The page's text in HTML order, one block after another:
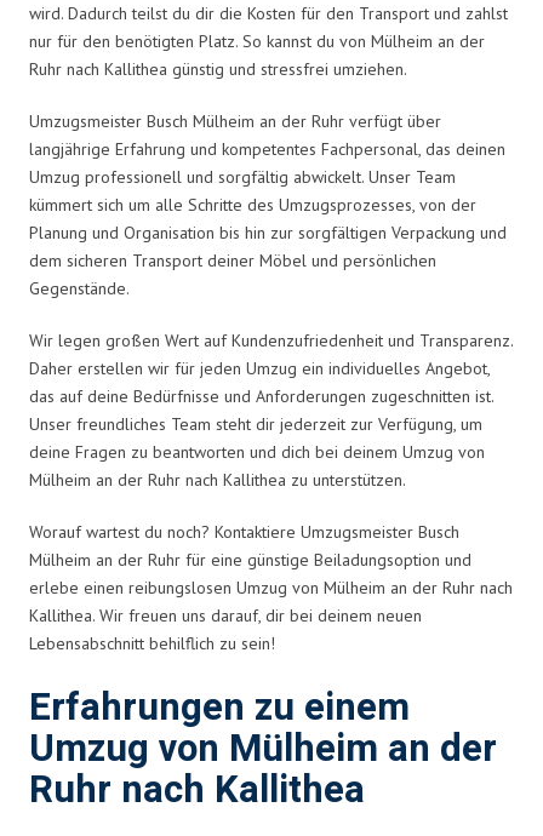
wird. Dadurch teilst du dir die Kosten für den Transport und zahlst
nur für den benötigten Platz. So kannst du von Mülheim an der
Ruhr nach Kallithea günstig und stressfrei umziehen.
Umzugsmeister Busch Mülheim an der Ruhr verfügt über
langjährige Erfahrung und kompetentes Fachpersonal, das deinen
Umzug professionell und sorgfältig abwickelt. Unser Team
kümmert sich um alle Schritte des Umzugsprozesses, von der
Planung und Organisation bis hin zur sorgfältigen Verpackung und
dem sicheren Transport deiner Möbel und persönlichen
Gegenstände.
Wir legen großen Wert auf Kundenzufriedenheit und Transparenz.
Daher erstellen wir für jeden Umzug ein individuelles Angebot,
das auf deine Bedürfnisse und Anforderungen zugeschnitten ist.
Unser freundliches Team steht dir jederzeit zur Verfügung, um
deine Fragen zu beantworten und dich bei deinem Umzug von
Mülheim an der Ruhr nach Kallithea zu unterstützen.
Worauf wartest du noch? Kontaktiere Umzugsmeister Busch
Mülheim an der Ruhr für eine günstige Beiladungsoption und
erlebe einen reibungslosen Umzug von Mülheim an der Ruhr nach
Kallithea. Wir freuen uns darauf, dir bei deinem neuen
Lebensabschnitt behilflich zu sein!
Erfahrungen zu einem
Umzug von Mülheim an der
Ruhr nach Kallithea